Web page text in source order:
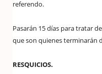
referendo.
Pasarán 15 días para tratar
que son quienes terminarán
RESQUICIOS.